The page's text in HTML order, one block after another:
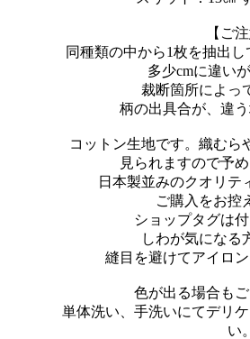
【ご
同種類の中から1枚を抽出
多少cmに違い
裁断箇所によっ
柄の出具合が、違う
コットン生地です。織むら
見られますので予
日本製並みのクオリテ
ご購入をお控
ショップタグは
しわが気になる
縫目を避けてアイロ
色が出る場合もご
単体洗い、手洗いにてデリ
い。